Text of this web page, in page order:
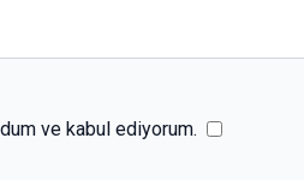
ve kabul ediyorum.